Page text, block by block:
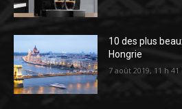
10 des plus
Hongrie
7 août 2019, 11 h